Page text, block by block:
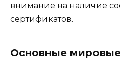
внимание на наличие
сертификатов.
Основные